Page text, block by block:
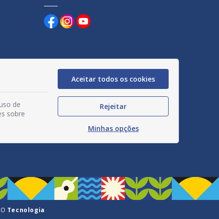
Tecnologia
de
sobre
Aceitar todos os cookies
Rejeitar
Minhas opções